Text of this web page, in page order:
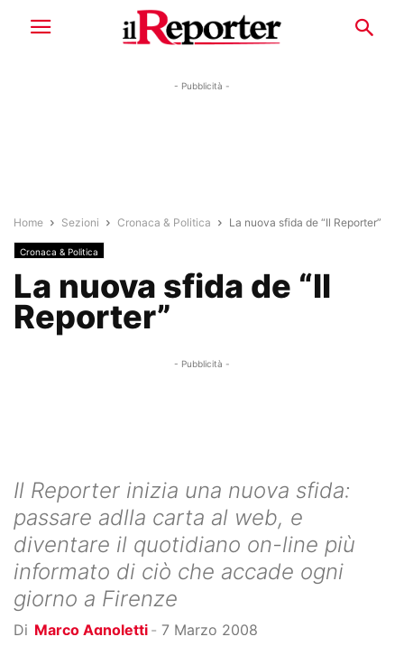
- Pubblicità -
Home Sezioni Cronaca & Politica La nuova sfida de “Il Reporter”
Cronaca & Politica
La nuova sfida de “Il
Reporter”
- Pubblicità -
Il Reporter inizia una nuova sfida:
passare adlla carta al web, e
diventare il quotidiano on-line più
informato di ciò che accade ogni
giorno a Firenze
Di Marco Agnoletti - 7 Marzo 2008